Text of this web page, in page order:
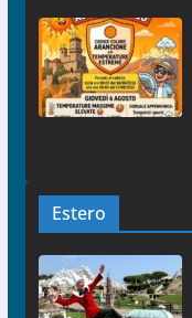
Estero